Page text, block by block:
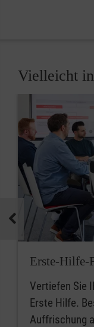
Vielleicht
Erste-Hilfe-
Vertiefen Sie
Erste Hilfe.
Auffrischung